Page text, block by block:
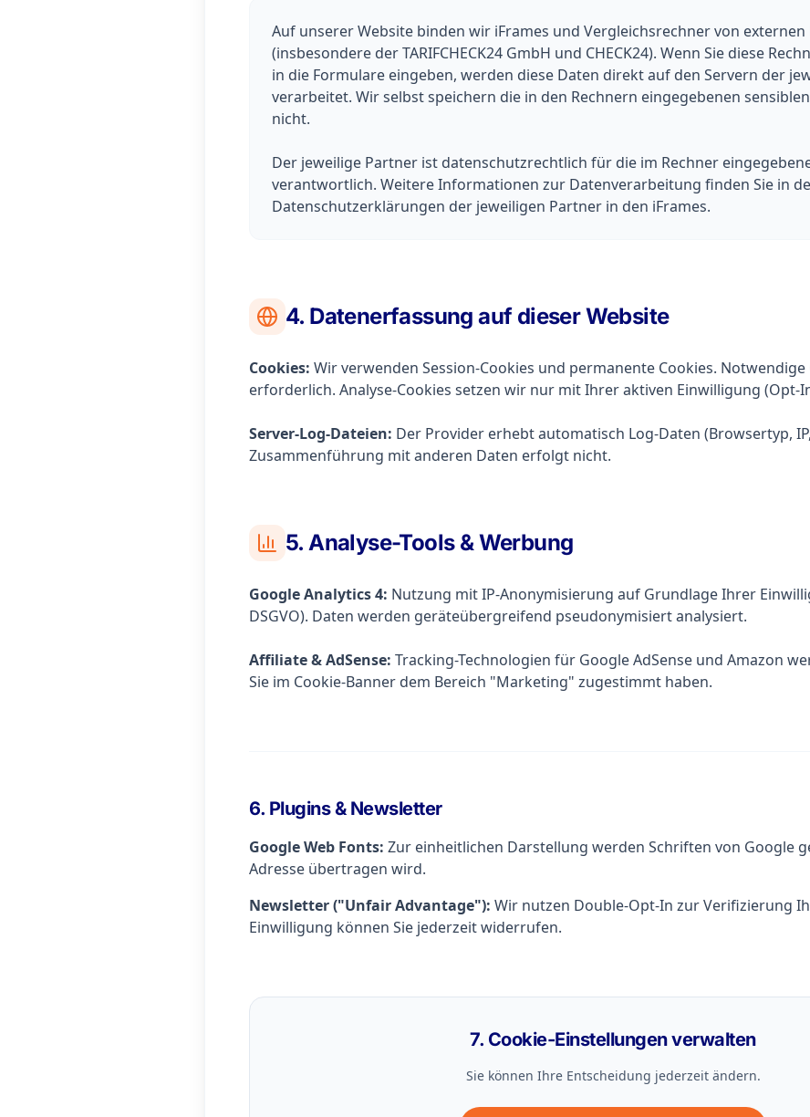
Auf unserer Website binden wir iFrames und Vergleichsrechner von
(insbesondere der TARIFCHECK24 GmbH und CHECK24). Wenn Sie diese
in die Formulare eingeben, werden diese Daten direkt auf den Servern der
verarbeitet. Wir selbst speichern die in den Rechnern eingegebenen
nicht.
Der jeweilige Partner ist datenschutzrechtlich für die im Rechner
verantwortlich. Weitere Informationen zur Datenverarbeitung finden Sie in
Datenschutzerklärungen der jeweiligen Partner in den iFrames.
4. Datenerfassung auf dieser Website
Cookies: Wir verwenden Session-Cookies und permanente Cookies.
erforderlich. Analyse-Cookies setzen wir nur mit Ihrer aktiven Einwilligung (Opt-
Server-Log-Dateien: Der Provider erhebt automatisch Log-Daten (Browsertyp,
Zusammenführung mit anderen Daten erfolgt nicht.
5. Analyse-Tools & Werbung
Google Analytics 4: Nutzung mit IP-Anonymisierung auf Grundlage Ihrer
DSGVO). Daten werden geräteübergreifend pseudonymisiert analysiert.
Affiliate & AdSense: Tracking-Technologien für Google AdSense und Amazon
Sie im Cookie-Banner dem Bereich "Marketing" zugestimmt haben.
6. Plugins & Newsletter
Google Web Fonts: Zur einheitlichen Darstellung werden Schriften von Google
Adresse übertragen wird.
Newsletter ("Unfair Advantage"): Wir nutzen Double-Opt-In zur Verifizierung
Einwilligung können Sie jederzeit widerrufen.
7. Cookie-Einstellungen verwalten
Sie können Ihre Entscheidung jederzeit ändern.